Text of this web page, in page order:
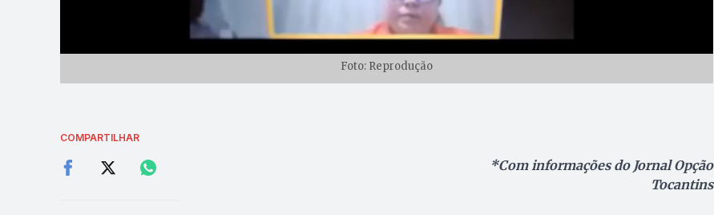
Foto: Reprodução
COMPARTILHAR
*Com informações do Jornal Opção
Tocantins